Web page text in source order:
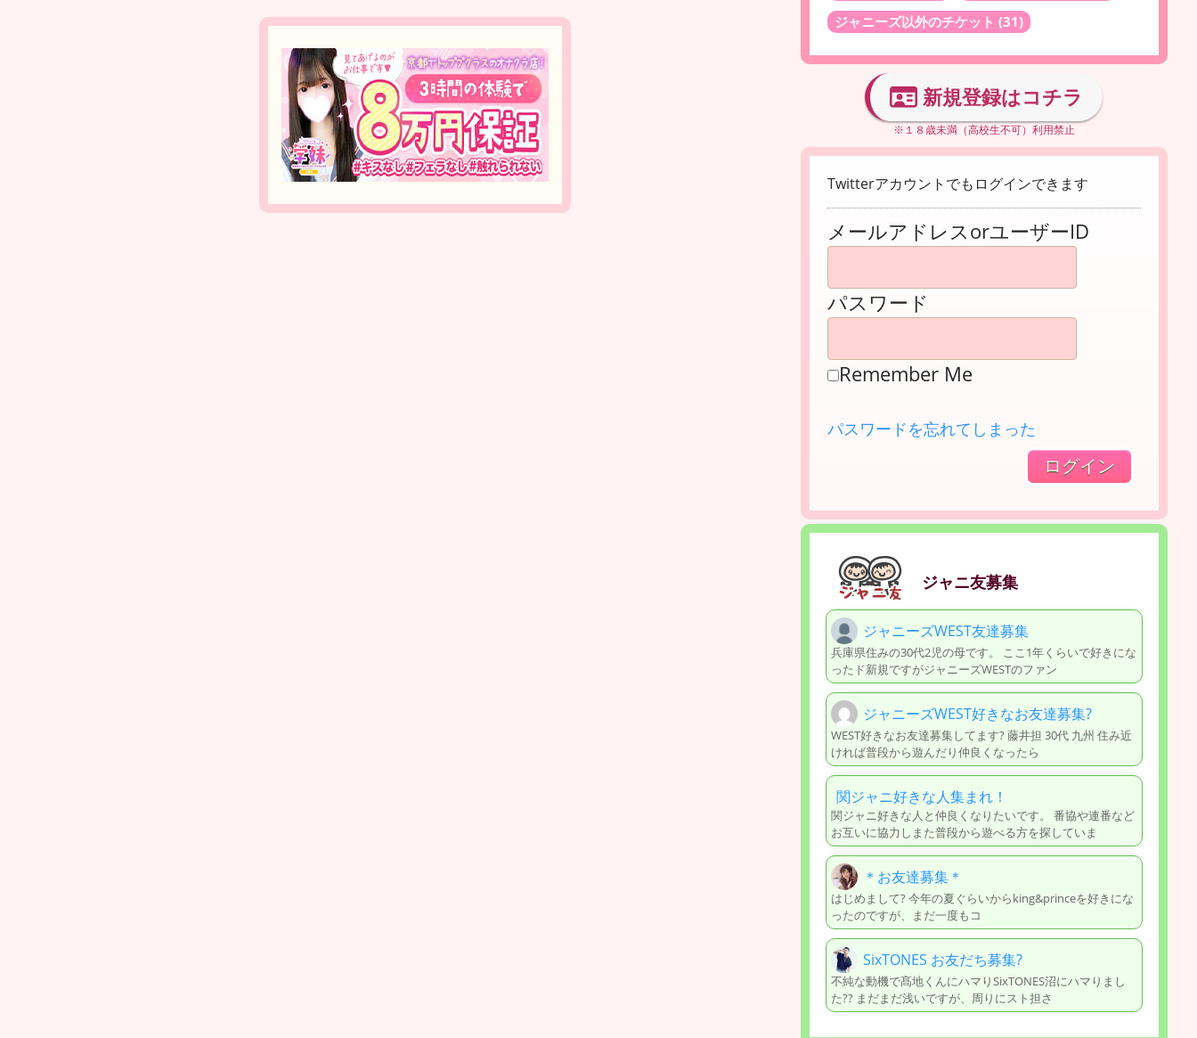
ジャニーズ以外のチケット (31)
新規登録はコチラ
※１８歳未満（高校生不可）利用禁止
Twitterアカウントでもログインできます
メールアドレスorユーザーID
パスワード
Remember Me
パスワードを忘れてしまった
ジャニ友募集
ジャニーズWEST友達募集
兵庫県住みの30代2児の母です。 ここ1年くらいで好きにな
ったド新規ですがジャニーズWESTのファン
ジャニーズWEST好きなお友達募集?
WEST好きなお友達募集してます? 藤井担 30代 九州 住み近
ければ普段から遊んだり仲良くなったら
関ジャニ好きな人集まれ！
関ジャニ好きな人と仲良くなりたいです。 番協や連番など
お互いに協力しまた普段から遊べる方を探していま
＊お友達募集＊
はじめまして? 今年の夏ぐらいからking&princeを好きにな
ったのですが、まだ一度もコ
SixTONES お友だち募集?
不純な動機で髙地くんにハマりSixTONES沼にハマりまし
た?? まだまだ浅いですが、周りにスト担さ